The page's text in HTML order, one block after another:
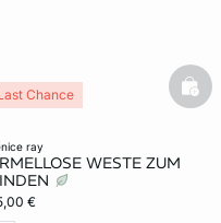
ray
WESTE ZUM
€
Chance